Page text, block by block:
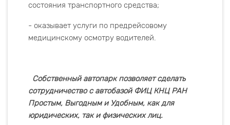
состояния транспортного средства;
- оказывает услуги по предрейсовому
медицинскому осмотру водителей.
Собственный автопарк позволяет сделать
сотрудничество с автобазой ФИЦ КНЦ РАН
Простым, Выгодным и Удобным, как для
юридических, так и физических лиц.